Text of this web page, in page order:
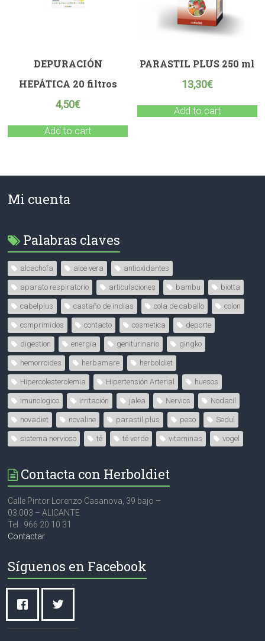
DEPURACIÓN
HEPÁTICA 20 filtros
4,50€
Add to cart
PARASTIL PLUS 250 ml
13,30€
Add to cart
Mi cuenta
Palabras claves
alcachofa aloe vera antioxidantes
aparato respiratorio articulaciones bambu biotta
cabelplus castaño de indias cola de caballo colon
comprimidos contacto cosmetica deporte
digestion energia geniturinario gingko
hemorroides herbamare herboldiet
Hipercolesterolemia Hipertensión Arterial huesos
imunologico irritación jalea Nervios Nodacil
novadiet novaline parastil plus peso Sedul
sistema nervioso té té verde vitaminas vogel
Contacta con Herboldiet
Calle Pintor Lorenzo Casanova, 39 bajo –
03.003 – ALICANTE
Tel : 966 20 10 31
Contactar
Síguenos en Facebook